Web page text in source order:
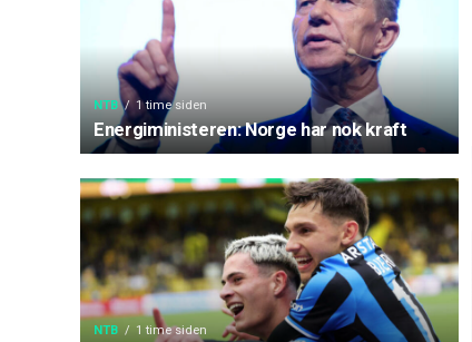
NTB 1 time siden
Energiministeren: Norge har nok kraft
NTB 1 time siden